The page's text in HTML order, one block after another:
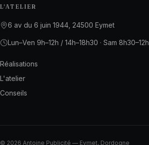
L'ATELIER
6 av du 6 juin 1944, 24500 Eymet
Lun–Ven 9h–12h / 14h–18h30 · Sam 8h30–12h
Réalisations
L'atelier
Conseils
© 2026 Antoine Publicité — Eymet, Dordogne